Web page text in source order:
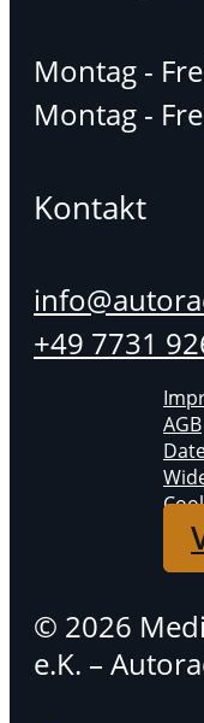
Montag -
Montag -
Kontakt
+49 7731
AGB
© 2026
e.K. –